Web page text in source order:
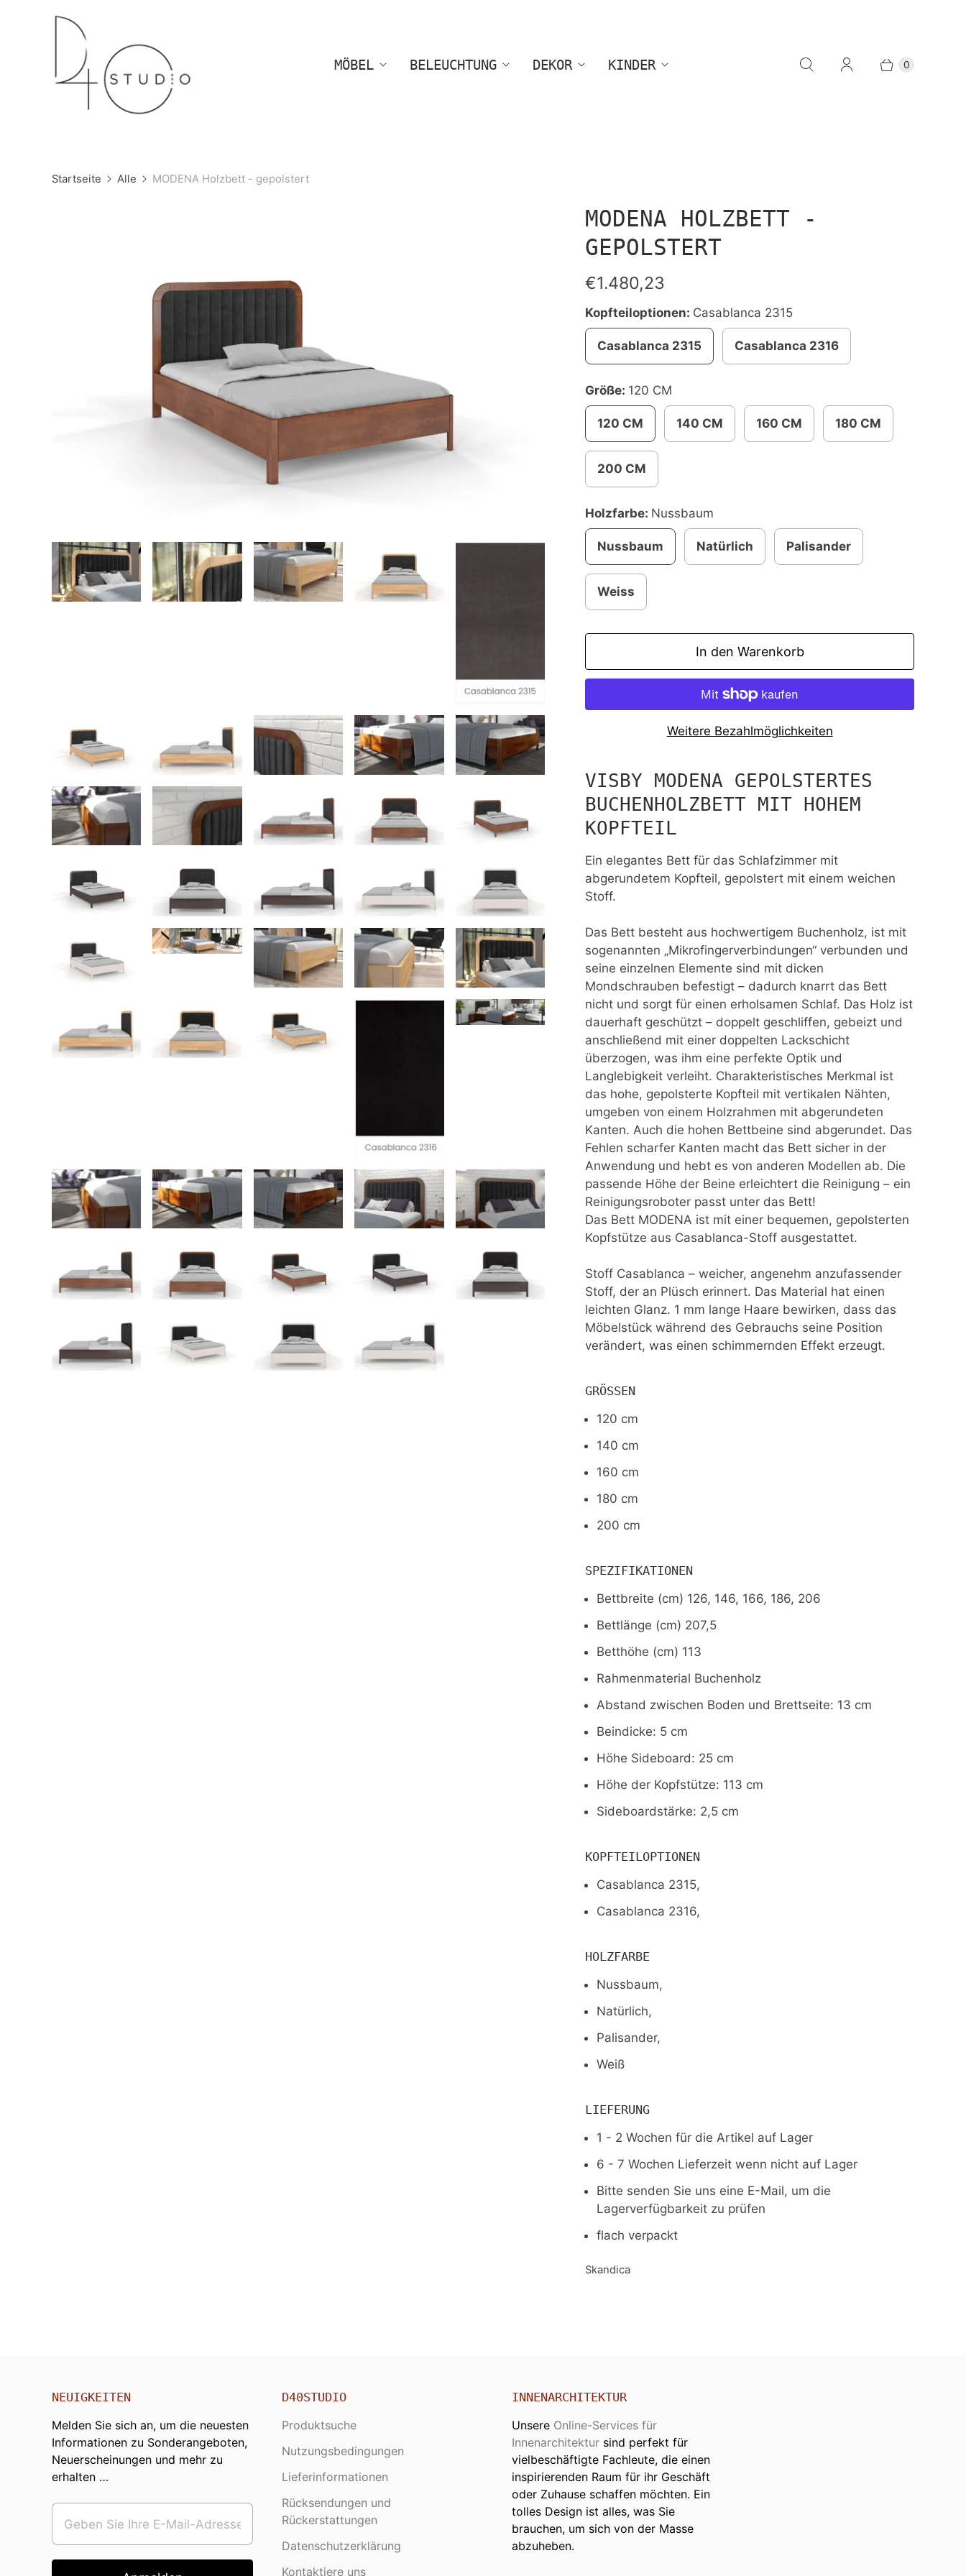
MÖBEL BELEUCHTUNG DEKOR KINDER 0
Startseite Alle MODENA Holzbett - gepolstert
MODENA HOLZBETT -
GEPOLSTERT
€1.480,23
Kopfteiloptionen: Casablanca 2315
Casablanca 2315 Casablanca 2316
Größe: 120 CM
120 CM 140 CM 160 CM 180 CM
200 CM
Holzfarbe: Nussbaum
Nussbaum Natürlich Palisander
Weiss
In den Warenkorb
Weitere Bezahlmöglichkeiten
VISBY MODENA GEPOLSTERTES
BUCHENHOLZBETT MIT HOHEM
KOPFTEIL
Ein elegantes Bett für das Schlafzimmer mit
abgerundetem Kopfteil, gepolstert mit einem weichen
Stoff.
Das Bett besteht aus hochwertigem Buchenholz, ist mit
sogenannten „Mikrofingerverbindungen“ verbunden und
seine einzelnen Elemente sind mit dicken
Mondschrauben befestigt – dadurch knarrt das Bett
nicht und sorgt für einen erholsamen Schlaf. Das Holz ist
dauerhaft geschützt – doppelt geschliffen, gebeizt und
anschließend mit einer doppelten Lackschicht
überzogen, was ihm eine perfekte Optik und
Langlebigkeit verleiht. Charakteristisches Merkmal ist
das hohe, gepolsterte Kopfteil mit vertikalen Nähten,
umgeben von einem Holzrahmen mit abgerundeten
Kanten. Auch die hohen Bettbeine sind abgerundet. Das
Fehlen scharfer Kanten macht das Bett sicher in der
Anwendung und hebt es von anderen Modellen ab. Die
passende Höhe der Beine erleichtert die Reinigung – ein
Reinigungsroboter passt unter das Bett!
Das Bett MODENA ist mit einer bequemen, gepolsterten
Kopfstütze aus Casablanca-Stoff ausgestattet.
Stoff Casablanca – weicher, angenehm anzufassender
Stoff, der an Plüsch erinnert. Das Material hat einen
leichten Glanz. 1 mm lange Haare bewirken, dass das
Möbelstück während des Gebrauchs seine Position
verändert, was einen schimmernden Effekt erzeugt.
GRÖSSEN
120 cm
140 cm
160 cm
180 cm
200 cm
SPEZIFIKATIONEN
Bettbreite (cm) 126, 146, 166, 186, 206
Bettlänge (cm) 207,5
Betthöhe (cm) 113
Rahmenmaterial Buchenholz
Abstand zwischen Boden und Brettseite: 13 cm
Beindicke: 5 cm
Höhe Sideboard: 25 cm
Höhe der Kopfstütze: 113 cm
Sideboardstärke: 2,5 cm
KOPFTEILOPTIONEN
Casablanca 2315,
Casablanca 2316,
HOLZFARBE
Nussbaum,
Natürlich,
Palisander,
Weiß
LIEFERUNG
1 - 2 Wochen für die Artikel auf Lager
6 - 7 Wochen Lieferzeit wenn nicht auf Lager
Bitte senden Sie uns eine E-Mail, um die
Lagerverfügbarkeit zu prüfen
flach verpackt
Skandica
NEUIGKEITEN
Melden Sie sich an, um die neuesten
Informationen zu Sonderangeboten,
Neuerscheinungen und mehr zu
erhalten …
D40STUDIO
Produktsuche
Nutzungsbedingungen
Lieferinformationen
Rücksendungen und
Rückerstattungen
Datenschutzerklärung
Kontaktiere uns
INNENARCHITEKTUR
Unsere Online-Services für
Innenarchitektur sind perfekt für
vielbeschäftigte Fachleute, die einen
inspirierenden Raum für ihr Geschäft
oder Zuhause schaffen möchten. Ein
tolles Design ist alles, was Sie
brauchen, um sich von der Masse
abzuheben.